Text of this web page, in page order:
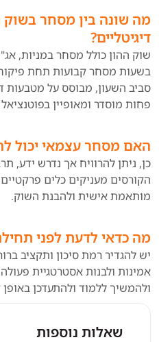
מה שונה בין מסחר
דיגיטליים?
שוק ההון כולל מסחר במניות,
בשעות מסחר קבועות תחת
סביב השעון, מבוסס על מטבעות
פחות מוסדר ומאופיין
האם מסחר עצמאי יכול
כן, ניתן להרוויח אך נדרש ידע,
הקורסים מעניקים כלים
מותאמת אישית ולהבנת השוק.
מה כדאי לדעת לפני
יש להגדיר רמת סיכון ותקציב
אמינות ולבנות אסטרטגיית
ולהמשיך ללמוד ולהתעדכן באופן
שאלות נוספות